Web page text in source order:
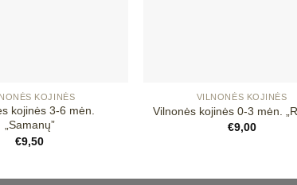
KOJINĖS
kojinės 3-6 mėn.
„Samanų”
€9,50
VILNONĖS KOJINĖS
Vilnonės kojinės 0-3 mėn.
€9,00